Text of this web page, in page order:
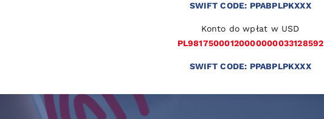
SWIFT CODE: PPABPLPKXXX
Konto do wpłat w USD
PL98175000120000000033128592
SWIFT CODE: PPABPLPKXXX